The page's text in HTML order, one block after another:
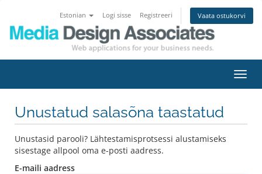
Estonian Logi sisse Registreeri Vaata ostukorvi
Unustatud salasõna taastatud
Unustasid parooli? Lähtestamisprotsessi alustamiseks
sisestage allpool oma e-posti aadress.
E-maili aadress